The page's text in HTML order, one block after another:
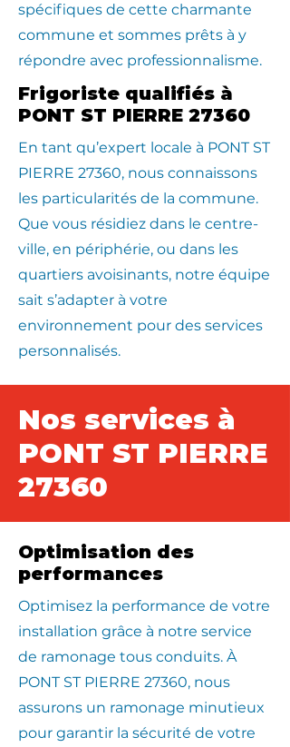
spécifiques de cette charmante
commune et sommes prêts à y
répondre avec professionnalisme.
Frigoriste qualifiés à
PONT ST PIERRE 27360
En tant qu’expert locale à PONT ST
PIERRE 27360, nous connaissons
les particularités de la commune.
Que vous résidiez dans le centre-
ville, en périphérie, ou dans les
quartiers avoisinants, notre équipe
sait s’adapter à votre
environnement pour des services
personnalisés.
Nos services à
PONT ST PIERRE
27360
Optimisation des
performances
Optimisez la performance de votre
installation grâce à notre service
de ramonage tous conduits. À
PONT ST PIERRE 27360, nous
assurons un ramonage minutieux
pour garantir la sécurité de votre